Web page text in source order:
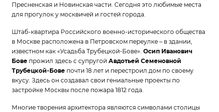
Пресненская и Новинская части. Сегодня это любимые места
для прогулок у москвичей и гостей города.
Штаб-квартира Российского военно-исторического общества
в Москве расположена в Петровском переулке – в здании,
известном как «Усадьба Трубецкой-Бове». Осип Иванович
Бове прожил здесь с супругой Авдотьей Семеновной
Трубецкой-Бове почти 18 лет и перестроил дом по своему
вкусу. Здесь он создавал свои гениальные проекты по
застройке Москвы после пожара 1812 года.
Многие творения архитектора являются символами столицы